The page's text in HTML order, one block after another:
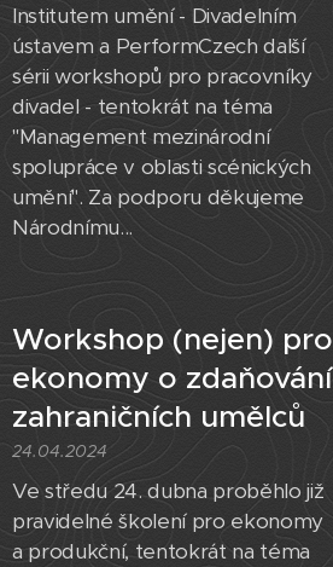
Institutem umění - Divadelním
ústavem a PerformCzech další
sérii workshopů pro pracovníky
divadel - tentokrát na téma
"Management mezinárodní
spolupráce v oblasti scénických
umění". Za podporu děkujeme
Národnímu...
Workshop (nejen) pro
ekonomy o zdaňování
zahraničních umělců
24.04.2024
Ve středu 24. dubna proběhlo již
pravidelné školení pro ekonomy
a produkční, tentokrát na téma